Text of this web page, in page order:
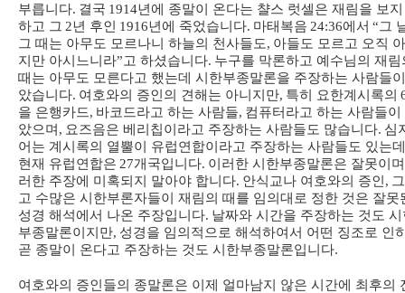
부릅니다. 결국 1914년에 종말이 온다는 챨스 럿셀은 재림을 보
하고 그 2년 후인 1916년에 죽었습니다. 마태복음 24:36에서 “그
그 때는 아무도 모르나니 하늘의 천사들도, 아들도 모르고 오직
지만 아시느니라”고 하셨습니다. 누구를 막론하고 예수님의 재림
때는 아무도 모른다고 했는데 시한부종말론을 주장하는 사람들
았습니다. 여호와의 증인의 견해는 아니지만, 특히 요한계시록의
을 은행카드, 바코드라고 하는 사람들, 컴퓨터라고 하는 사람들이
았으며 , 요즈음은 베리칩이라고 주장하는 사람들도 많습니다. 심
어는 계시록의 열뿔이 유럽연합이라고 주장하는 사람들도 있는데
현재 유럽연합은 27개국입니다. 이러한 시한부종말론은 잘못이
러한 주장에 미혹되지 말아야 합니다. 안식교나 여호와의 증인 ,
고 수많은 시한부론자들이 재림의 때를 임의대로 정한 것은 잘못
성경 해석에서 나온 주장입니다. 날짜와 시간을 주장하는 것도 시
부종말론이지만, 성경을 임의적으로 해석하여서 어떤 징조로 인
곧 종말이 온다고 주장하는 것도 시한부종말론입니다.
여호와의 증인들의 종말론은 이제 얼마남지 않은 시간에 최후의